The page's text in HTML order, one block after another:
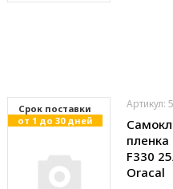
Cрок поставки
от 1 до 30 дней
Артикул:
пленка
F330
Oracal